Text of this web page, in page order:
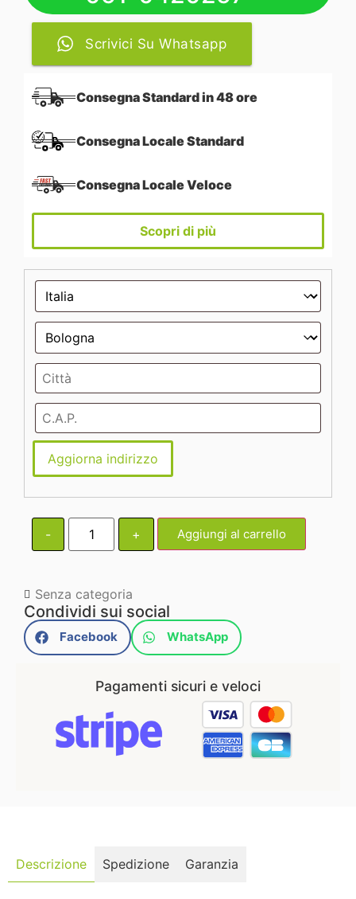
Scrivici Su Whatsapp
Consegna Standard in 48 ore
Consegna Locale Standard
Consegna Locale Veloce
Scopri di più
Aggiorna indirizzo
- + Aggiungi al carrello
Senza categoria
Condividi sui social
Facebook WhatsApp
Pagamenti sicuri e veloci
Descrizione Spedizione Garanzia